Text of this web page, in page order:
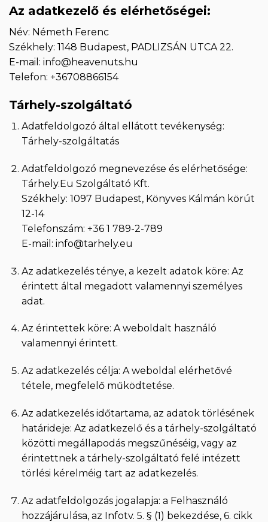
Az adatkezelő és elérhetőségei:
Név: Németh Ferenc
Székhely: 1148 Budapest, PADLIZSÁN UTCA 22.
E-mail: info@heavenuts.hu
Telefon: +36708866154
Tárhely-szolgáltató
Adatfeldolgozó által ellátott tevékenység:
Tárhely-szolgáltatás
Adatfeldolgozó megnevezése és elérhetősége:
Tárhely.Eu Szolgáltató Kft.
Székhely: 1097 Budapest, Könyves Kálmán körút
12-14
Telefonszám: +36 1 789-2-789
E-mail: info@tarhely.eu
Az adatkezelés ténye, a kezelt adatok köre: Az
érintett által megadott valamennyi személyes
adat.
Az érintettek köre: A weboldalt használó
valamennyi érintett.
Az adatkezelés célja: A weboldal elérhetővé
tétele, megfelelő működtetése.
Az adatkezelés időtartama, az adatok törlésének
határideje: Az adatkezelő és a tárhely-szolgáltató
közötti megállapodás megszűnéséig, vagy az
érintettnek a tárhely-szolgáltató felé intézett
törlési kérelméig tart az adatkezelés.
Az adatfeldolgozás jogalapja: a Felhasználó
hozzájárulása, az Infotv. 5. § (1) bekezdése, 6. cikk